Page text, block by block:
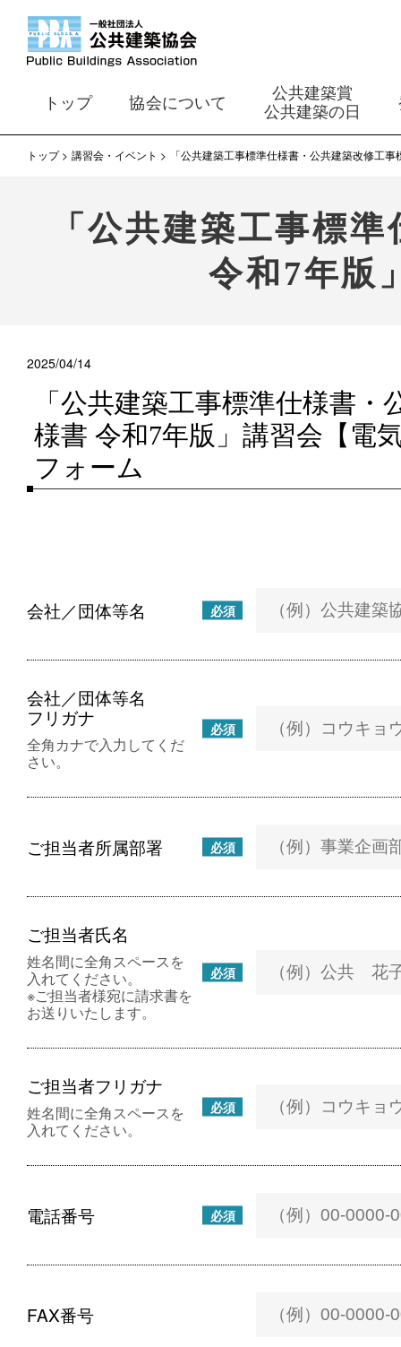
トップ 協会について
公共建築賞
公共建築の日
トップ 講習会・イベント 「公共建築工事標準仕様書・公共建築改修工
「公共建築工事標
令和7年版
2025/04/14
「公共建築工事標準仕様書
様書 令和7年版」講習会【電
フォーム
会社／団体等名 必須
会社／団体等名
フリガナ
必須
全角カナで入力してくだ
さい。
ご担当者所属部署 必須
ご担当者氏名
必須
姓名間に全角スペースを
入れてください。
※ご担当者様宛に請求書を
お送りいたします。
ご担当者フリガナ
必須
姓名間に全角スペースを
入れてください。
電話番号 必須
FAX番号